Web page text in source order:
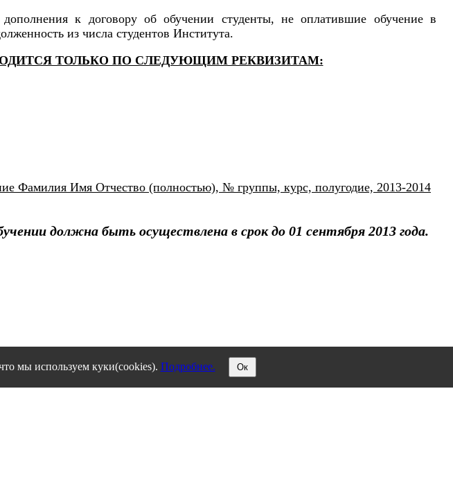
к договору об обучении студенты, не оплатившие обучение в
из числа студентов Института.
ТОЛЬКО ПО СЛЕДУЮЩИМ РЕКВИЗИТАМ:
Фамилия Имя Отчество (полностью), № группы, курс, полугодие, 2013-2014
должна быть осуществлена в срок до 01 сентября 2013 года.
мы используем куки(cookies). Подробнее. Ок